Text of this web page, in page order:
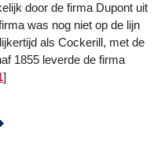
door de firma Dupont uit
was nog niet op de lijn
als Cockerill, met de
1855 leverde de firma
]